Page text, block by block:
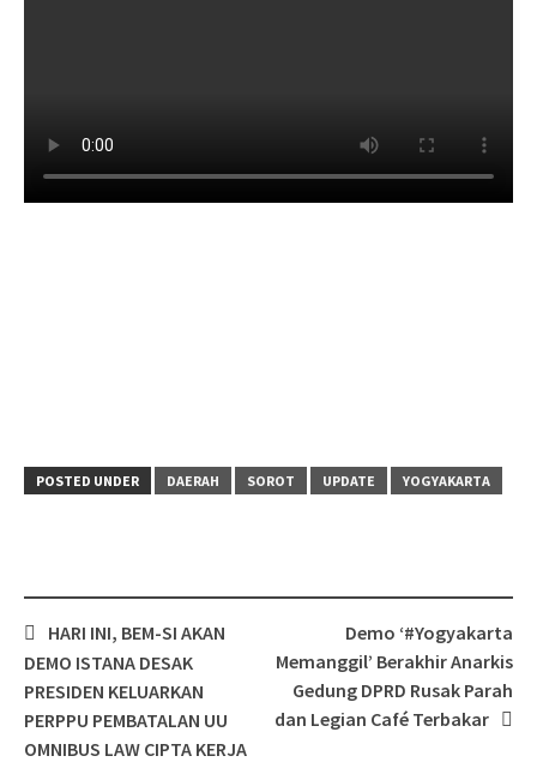
POSTED UNDER DAERAH SOROT UPDATE YOGYAKARTA
Post
navigation
HARI INI, BEM-SI AKAN
DEMO ISTANA DESAK
PRESIDEN KELUARKAN
PERPPU PEMBATALAN UU
OMNIBUS LAW CIPTA KERJA
Demo ‘#Yogyakarta
Memanggil’ Berakhir Anarkis
Gedung DPRD Rusak Parah
dan Legian Café Terbakar